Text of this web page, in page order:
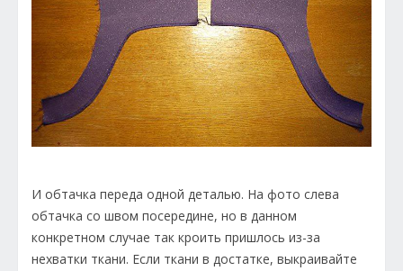
И обтачка переда одной деталью. На фото слева
обтачка со швом посередине, но в данном
конкретном случае так кроить пришлось из-за
нехватки ткани. Если ткани в достатке, выкраивайте